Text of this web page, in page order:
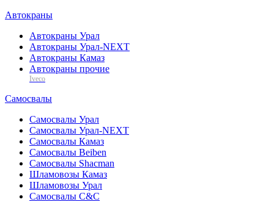
Автокраны
Автокраны Урал
Автокраны Урал-NEXT
Автокраны Камаз
Автокраны прочие
Iveco
Самосвалы
Самосвалы Урал
Самосвалы Урал-NEXT
Самосвалы Камаз
Самосвалы Beiben
Самосвалы Shacman
Шламовозы Камаз
Шламовозы Урал
Самосвалы C&C